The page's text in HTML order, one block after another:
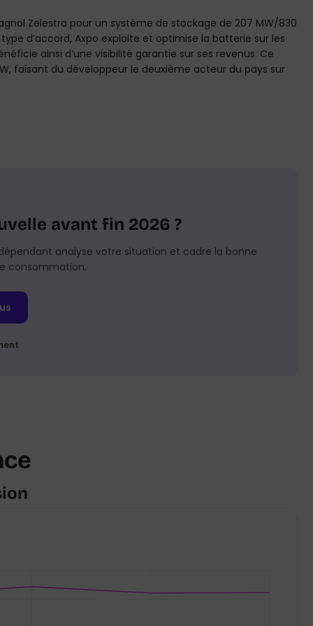
Zelestra pour un système de stockage de 207 MW/830
d’accord, Axpo exploite et optimise la batterie sur les
ainsi d’une visibilité garantie sur ses revenus. Ce
faisant du développeur le deuxième acteur du pays sur
avant fin 2026 ?
analyse votre situation et cadre la bonne
consommation.